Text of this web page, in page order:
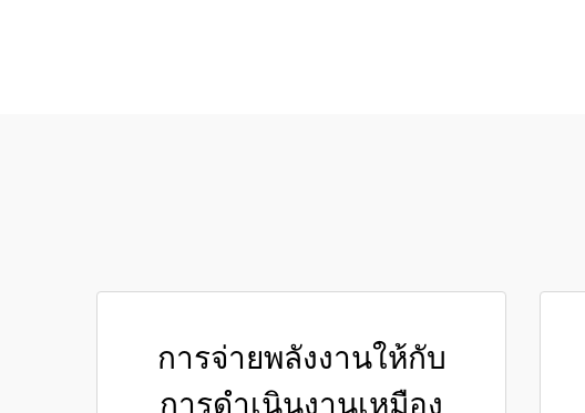
การจ่ายพลังงานให้กับ
การดำเนินงานเหมือง